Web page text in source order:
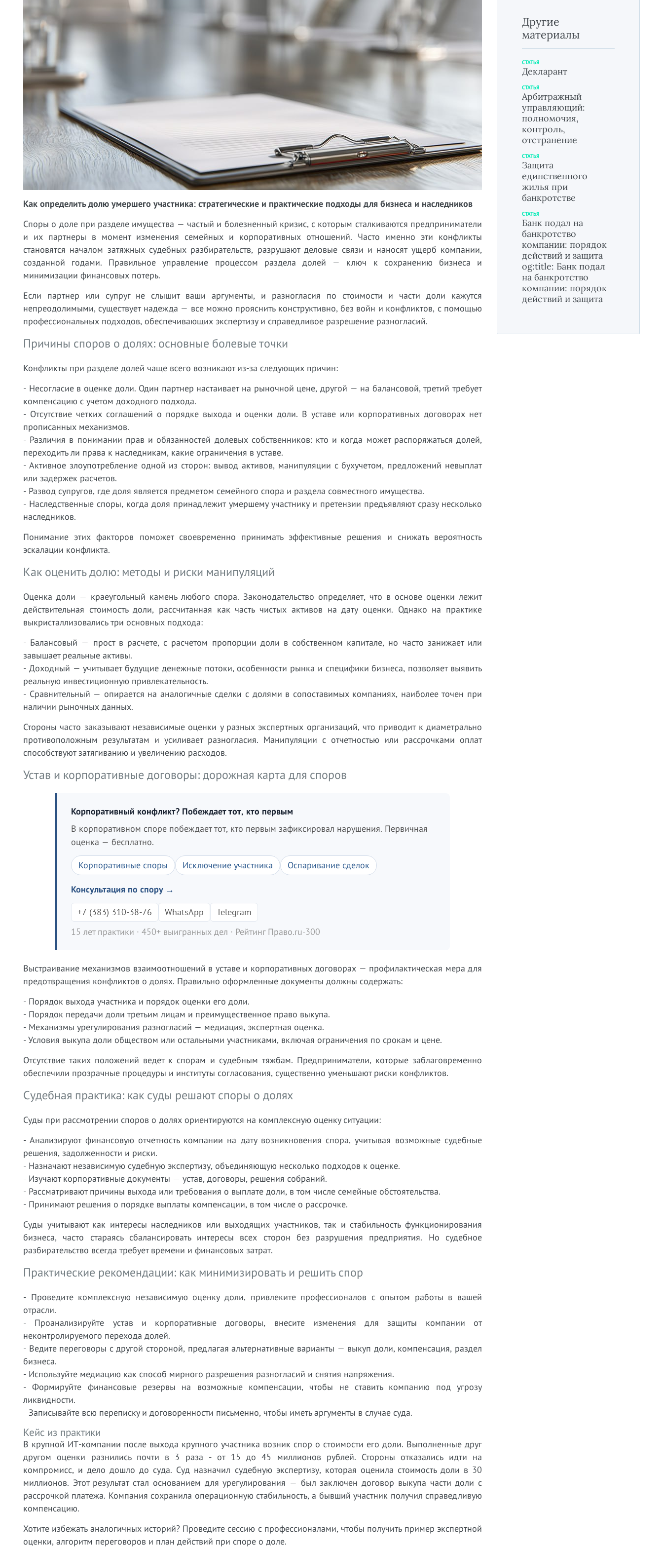
Как определить долю умершего участника: стратегические и практические подходы для бизнеса и наследников
Споры о доле при разделе имущества — частый и болезненный кризис, с которым сталкиваются предприниматели
и их партнеры в момент изменения семейных и корпоративных отношений. Часто именно эти конфликты
становятся началом затяжных судебных разбирательств, разрушают деловые связи и наносят ущерб компании,
созданной годами. Правильное управление процессом раздела долей — ключ к сохранению бизнеса и
минимизации финансовых потерь.
Если партнер или супруг не слышит ваши аргументы, и разногласия по стоимости и части доли кажутся
непреодолимыми, существует надежда — все можно прояснить конструктивно, без войн и конфликтов, с помощью
профессиональных подходов, обеспечивающих экспертизу и справедливое разрешение разногласий.
Причины споров о долях: основные болевые точки
Конфликты при разделе долей чаще всего возникают из-за следующих причин:
- Несогласие в оценке доли. Один партнер настаивает на рыночной цене, другой — на балансовой, третий требует
компенсацию с учетом доходного подхода.
- Отсутствие четких соглашений о порядке выхода и оценки доли. В уставе или корпоративных договорах нет
прописанных механизмов.
- Различия в понимании прав и обязанностей долевых собственников: кто и когда может распоряжаться долей,
переходить ли права к наследникам, какие ограничения в уставе.
- Активное злоупотребление одной из сторон: вывод активов, манипуляции с бухучетом, предложений невыплат
или задержек расчетов.
- Развод супругов, где доля является предметом семейного спора и раздела совместного имущества.
- Наследственные споры, когда доля принадлежит умершему участнику и претензии предъявляют сразу несколько
наследников.
Понимание этих факторов поможет своевременно принимать эффективные решения и снижать вероятность
эскалации конфликта.
Как оценить долю: методы и риски манипуляций
Оценка доли — краеугольный камень любого спора. Законодательство определяет, что в основе оценки лежит
действительная стоимость доли, рассчитанная как часть чистых активов на дату оценки. Однако на практике
выкристаллизовались три основных подхода:
- Балансовый — прост в расчете, с расчетом пропорции доли в собственном капитале, но часто занижает или
завышает реальные активы.
- Доходный — учитывает будущие денежные потоки, особенности рынка и специфики бизнеса, позволяет выявить
реальную инвестиционную привлекательность.
- Сравнительный — опирается на аналогичные сделки с долями в сопоставимых компаниях, наиболее точен при
наличии рыночных данных.
Стороны часто заказывают независимые оценки у разных экспертных организаций, что приводит к диаметрально
противоположным результатам и усиливает разногласия. Манипуляции с отчетностью или рассрочками оплат
способствуют затягиванию и увеличению расходов.
Устав и корпоративные договоры: дорожная карта для споров
Корпоративный конфликт? Побеждает тот, кто первым
В корпоративном споре побеждает тот, кто первым зафиксировал нарушения. Первичная
оценка — бесплатно.
Корпоративные споры Исключение участника Оспаривание сделок
Консультация по спору →
+7 (383) 310-38-76
WhatsApp
Telegram
15 лет практики · 450+ выигранных дел · Рейтинг Право.ru-300
Выстраивание механизмов взаимоотношений в уставе и корпоративных договорах — профилактическая мера для
предотвращения конфликтов о долях. Правильно оформленные документы должны содержать:
- Порядок выхода участника и порядок оценки его доли.
- Порядок передачи доли третьим лицам и преимущественное право выкупа.
- Механизмы урегулирования разногласий — медиация, экспертная оценка.
- Условия выкупа доли обществом или остальными участниками, включая ограничения по срокам и цене.
Отсутствие таких положений ведет к спорам и судебным тяжбам. Предприниматели, которые заблаговременно
обеспечили прозрачные процедуры и институты согласования, существенно уменьшают риски конфликтов.
Судебная практика: как суды решают споры о долях
Суды при рассмотрении споров о долях ориентируются на комплексную оценку ситуации:
- Анализируют финансовую отчетность компании на дату возникновения спора, учитывая возможные судебные
решения, задолженности и риски.
- Назначают независимую судебную экспертизу, объединяющую несколько подходов к оценке.
- Изучают корпоративные документы — устав, договоры, решения собраний.
- Рассматривают причины выхода или требования о выплате доли, в том числе семейные обстоятельства.
- Принимают решения о порядке выплаты компенсации, в том числе о рассрочке.
Суды учитывают как интересы наследников или выходящих участников, так и стабильность функционирования
бизнеса, часто стараясь сбалансировать интересы всех сторон без разрушения предприятия. Но судебное
разбирательство всегда требует времени и финансовых затрат.
Практические рекомендации: как минимизировать и решить спор
- Проведите комплексную независимую оценку доли, привлеките профессионалов с опытом работы в вашей
отрасли.
- Проанализируйте устав и корпоративные договоры, внесите изменения для защиты компании от
неконтролируемого перехода долей.
- Ведите переговоры с другой стороной, предлагая альтернативные варианты — выкуп доли, компенсация, раздел
бизнеса.
- Используйте медиацию как способ мирного разрешения разногласий и снятия напряжения.
- Формируйте финансовые резервы на возможные компенсации, чтобы не ставить компанию под угрозу
ликвидности.
- Записывайте всю переписку и договоренности письменно, чтобы иметь аргументы в случае суда.
Кейс из практики
В крупной ИТ-компании после выхода крупного участника возник спор о стоимости его доли. Выполненные друг
другом оценки разнились почти в 3 раза - от 15 до 45 миллионов рублей. Стороны отказались идти на
компромисс, и дело дошло до суда. Суд назначил судебную экспертизу, которая оценила стоимость доли в 30
миллионов. Этот результат стал основанием для урегулирования — был заключен договор выкупа части доли с
рассрочкой платежа. Компания сохранила операционную стабильность, а бывший участник получил справедливую
компенсацию.
Хотите избежать аналогичных историй? Проведите сессию с профессионалами, чтобы получить пример экспертной
оценки, алгоритм переговоров и план действий при споре о доле.
Другие
материалы
СТАТЬЯ
Декларант
СТАТЬЯ
Арбитражный
управляющий:
полномочия,
контроль,
отстранение
СТАТЬЯ
Защита
единственного
жилья при
банкротстве
СТАТЬЯ
Банк подал на
банкротство
компании: порядок
действий и защита
og:title: Банк подал
на банкротство
компании: порядок
действий и защита